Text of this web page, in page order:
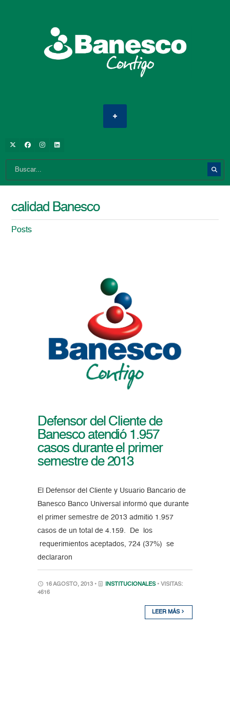
calidad Banesco
Posts
Defensor del Cliente de
Banesco atendió 1.957
casos durante el primer
semestre de 2013
El Defensor del Cliente y Usuario Bancario de
Banesco Banco Universal informó que durante
el primer semestre de 2013 admitió 1.957
casos de un total de 4.159. De los
requerimientos aceptados, 724 (37%) se
declararon
16 AGOSTO, 2013 • INSTITUCIONALES • VISITAS:
4616
LEER MÁS